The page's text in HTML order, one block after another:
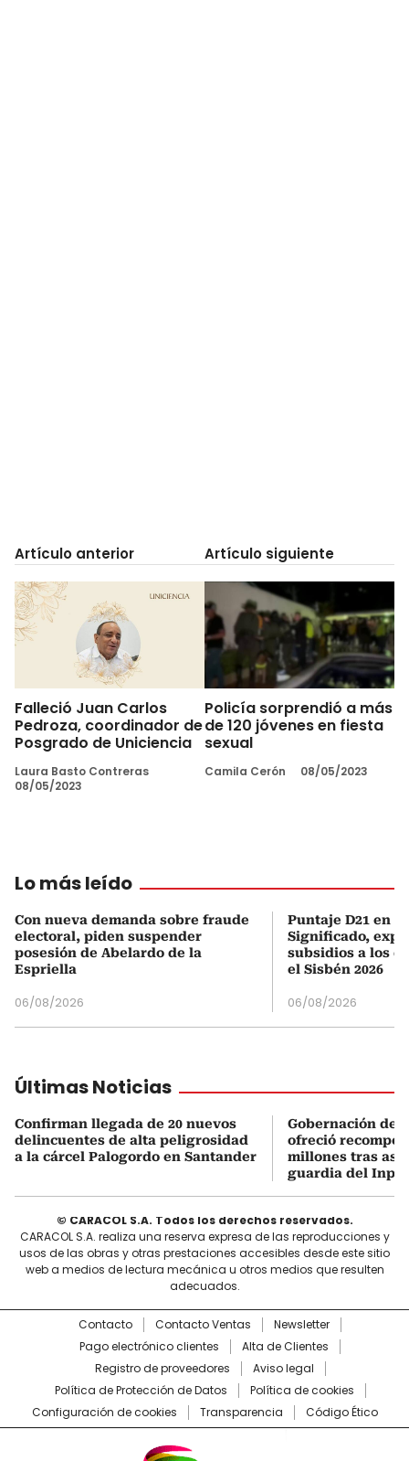
Artículo anterior
Falleció Juan Carlos
Pedroza, coordinador de
Posgrado de Uniciencia
Laura Basto Contreras
08/05/2023
Artículo siguiente
Policía sorprendió a más
de 120 jóvenes en fiesta
sexual
Camila Cerón 08/05/2023
Lo más leído
Con nueva demanda sobre fraude
electoral, piden suspender
posesión de Abelardo de la
Espriella
06/08/2026
Puntaje D21 en
Significado,
subsidios a los
el Sisbén 2026
06/08/2026
Últimas Noticias
Confirman llegada de 20 nuevos
delincuentes de alta peligrosidad
a la cárcel Palogordo en Santander
Gobernación de
ofreció
millones tras
guardia del
© CARACOL S.A. Todos los derechos reservados.
CARACOL S.A. realiza una reserva expresa de las reproducciones y
usos de las obras y otras prestaciones accesibles desde este sitio
web a medios de lectura mecánica u otros medios que resulten
adecuados.
Contacto Contacto Ventas
Newsletter
Pago electrónico clientes
Alta de Clientes
Registro de proveedores
Aviso legal
Política de Protección de Datos
Política de cookies
Configuración de cookies
Transparencia Código Ético